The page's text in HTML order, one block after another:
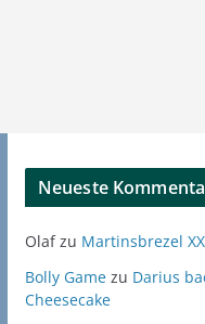
Neueste
Olafzu Martinsbrezel
Bolly Gamezu Darius
Cheesecake